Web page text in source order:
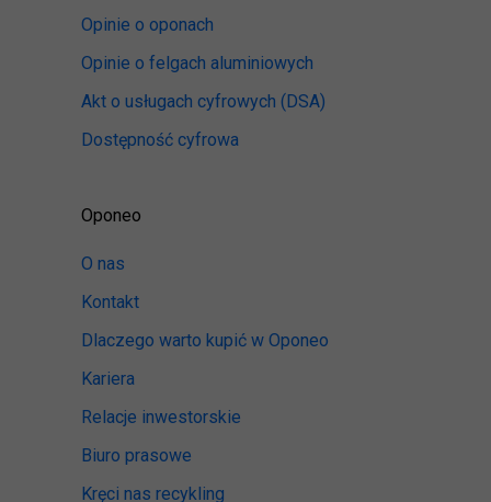
Opinie o oponach
Opinie o felgach aluminiowych
Akt o usługach cyfrowych (DSA)
Dostępność cyfrowa
Oponeo
O nas
Kontakt
Dlaczego warto kupić w Oponeo
Kariera
Relacje inwestorskie
Biuro prasowe
Kręci nas recykling